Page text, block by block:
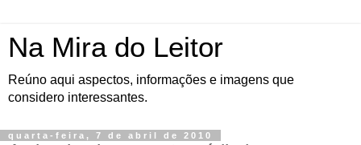
Na Mira do Leitor
Reúno aqui aspectos, informações e imagens que
considero interessantes.
quarta-feira, 7 de abril de 2010